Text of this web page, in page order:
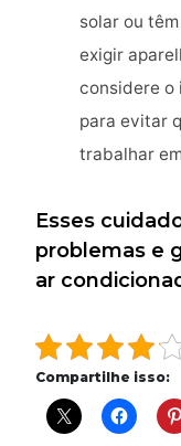
solar ou
exigir
considere o
para evitar
trabalhar
Esses
problemas e
ar
Compartilhe isso: